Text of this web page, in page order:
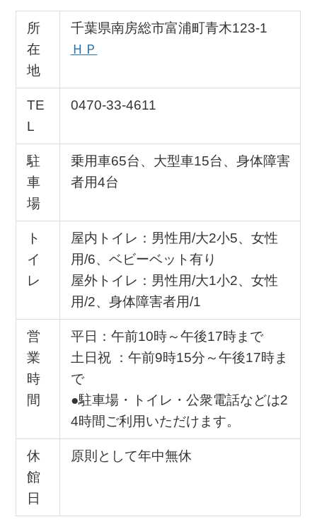
所
在
地
千葉県南房総市富浦町青木123-1
ＨＰ
TE
L
0470-33-4611
駐
車
場
乗用車65台、大型車15台、身体障害
者用4台
ト
イ
レ
屋内トイレ：男性用/大2小5、女性
用/6、ベビーベット有り
屋外トイレ：男性用/大1小2、女性
用/2、身体障害者用/1
営
業
時
間
平日：午前10時～午後17時まで
土日祝 ：午前9時15分～午後17時ま
で
●駐車場・トイレ・公衆電話などは2
4時間ご利用いただけます。
休
館
日
原則として年中無休